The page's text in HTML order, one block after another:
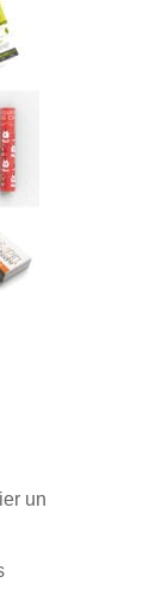
un